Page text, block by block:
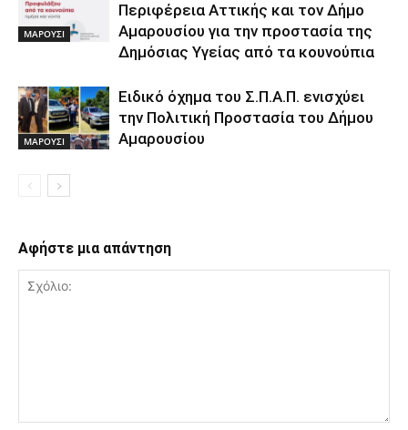
ΜΑΡΟΥΣΙ
Περιφέρεια Αττικής και τον Δήμο
Αμαρουσίου για την προστασία της
Δημόσιας Υγείας από τα κουνούπια
ΜΑΡΟΥΣΙ
Ειδικό όχημα του Σ.Π.Α.Π. ενισχύει
την Πολιτική Προστασία του Δήμου
Αμαρουσίου
Αφήστε μια απάντηση